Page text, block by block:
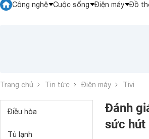
Công nghệ Cuộc sống Điện máy Đồ
Trang chủ Tin tức Điện máy Tivi
Điều hòa
Tủ lạnh
Đánh
sức hút